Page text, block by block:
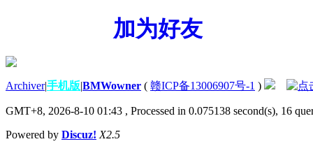
加为好友
Archiver|手机版|BMWowner ( 赣ICP备13006907号-1 )
GMT+8, 2026-8-10 01:43 , Processed in 0.075138 second(s), 16
Powered by Discuz! X2.5